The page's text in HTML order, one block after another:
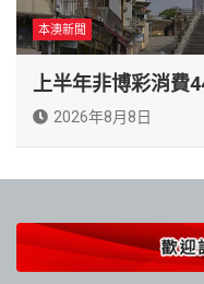
本澳新聞
上半年非博彩消費
2026年8月8日